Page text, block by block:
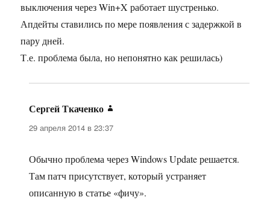
выключения через Win+X работает шустренько.
Апдейты ставились по мере появления с задержкой в
пару дней.
Т.е. проблема была, но непонятно как решилась)
Сергей Ткаченко
29 апреля 2014 в 23:37
Обычно проблема через Windows Update решается.
Там патч присутствует, который устраняет
описанную в статье «фичу».